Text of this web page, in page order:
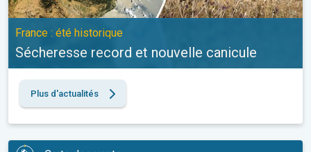
France : été historique
Sécheresse record et nouvelle canicule
Plus d'actualités